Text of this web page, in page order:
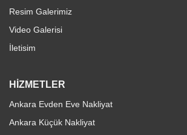
Resim Galerimiz
Video Galerisi
İletisim
HİZMETLER
Ankara Evden Eve Nakliyat
Ankara Küçük Nakliyat